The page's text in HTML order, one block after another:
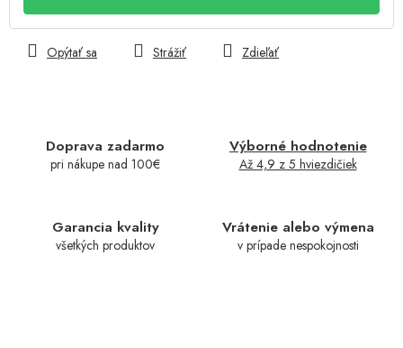
Doprava zadarmo
pri nákupe nad 100€
Výborné hodnotenie
Až 4,9 z 5 hviezdičiek
Garancia kvality
všetkých produktov
Vrátenie alebo výmena
v prípade nespokojnosti
Opýtať sa Strážiť Zdieľať